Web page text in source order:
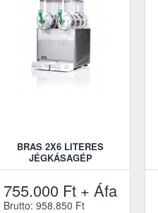
BRAS 2X6 LITERES
JÉGKÁSAGÉP
755.000 Ft + Áfa
Brutto: 958.850 Ft